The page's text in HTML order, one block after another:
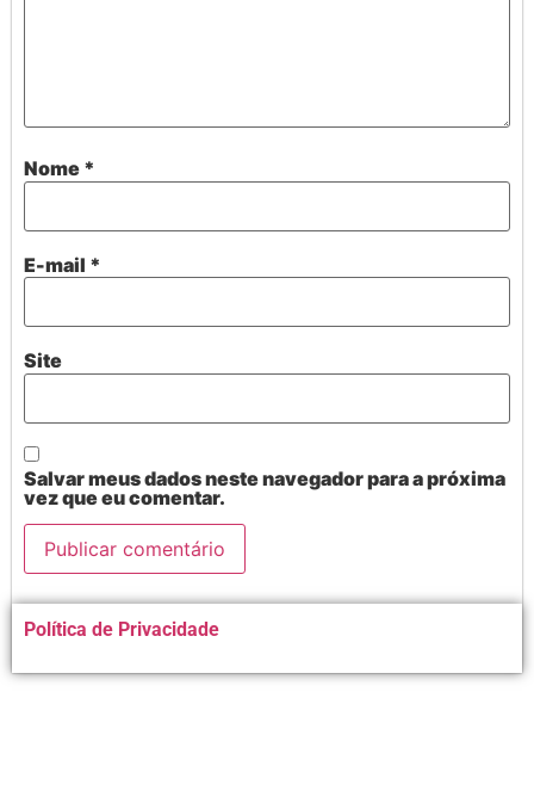
Nome *
E-mail *
Site
Salvar meus dados neste navegador para a próxima
vez que eu comentar.
Alternative:
Política de Privacidade